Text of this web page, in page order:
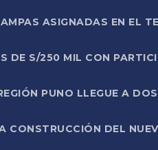
ASIGNADAS EN EL
DE S/250 MIL CON
PUNO LLEGUE A
CONSTRUCCIÓN DEL